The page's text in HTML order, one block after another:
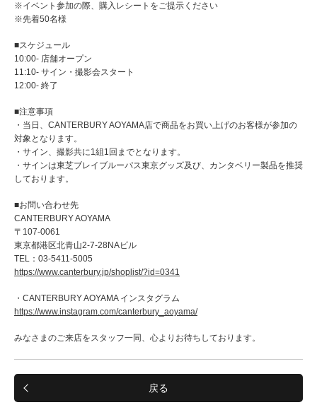
※イベント参加の際、購入レシートをご提示ください
※先着50名様
■スケジュール
10:00- 店舗オープン
11:10- サイン・撮影会スタート
12:00- 終了
■注意事項
・当日、CANTERBURY AOYAMA店で商品をお買い上げのお客様が参加の
対象となります。
・サイン、撮影共に1組1回までとなります。
・サインは東芝ブレイブルーパス東京グッズ及び、カンタベリー製品を推奨
しております。
■お問い合わせ先
CANTERBURY AOYAMA
〒107-0061
東京都港区北青山2-7-28NAビル
TEL：03-5411-5005
https://www.canterbury.jp/shoplist/?id=0341
・CANTERBURY AOYAMA インスタグラム
https://www.instagram.com/canterbury_aoyama/
みなさまのご来店をスタッフ一同、心よりお待ちしております。
戻る